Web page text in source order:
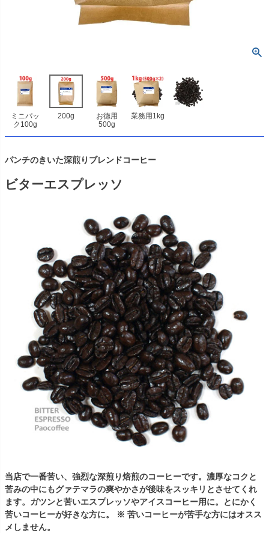
ミニパッ
ク100g
200g
お徳用
500g
業務用1kg
パンチのきいた深煎りブレンドコーヒー
ビターエスプレッソ
当店で一番苦い、強烈な深煎り焙煎のコーヒーです。濃厚なコクと
苦みの中にもグァテマラの爽やかさが後味をスッキリとさせてくれ
ます。ガツンと苦いエスプレッソやアイスコーヒー用に。とにかく
苦いコーヒーが好きな方に。 ※ 苦いコーヒーが苦手な方にはオスス
メしません。